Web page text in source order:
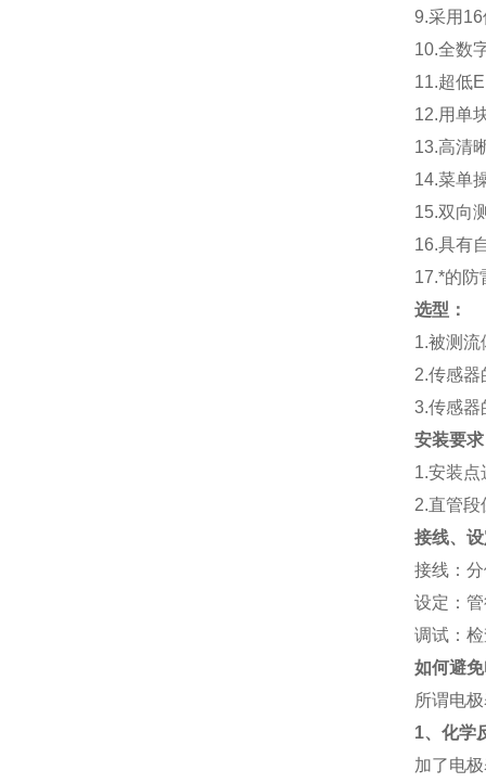
9.采用
10.全数
11.超低
12.用单
13.高清
14.菜单
15.双向
16.具有
17.*的防
选型：
1.被测流
2.传感器
3.传感器
安装要
1.安装点
2.直管段
接线、
接线：
设定：
调试：
如何避
所谓电
1、化学
加了电